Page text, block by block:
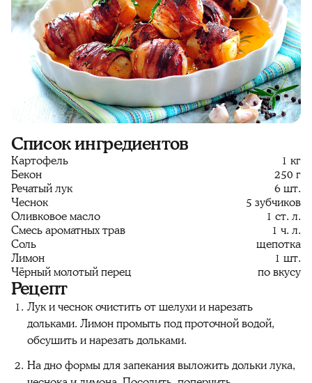
Список ингредиентов
Картофель
1 кг
Бекон
250 г
Речатый лук
6 шт.
Чеснок
5 зубчиков
Оливковое масло
1 ст. л.
Смесь ароматных трав
1 ч. л.
Соль
щепотка
Лимон
1 шт.
Чёрный молотый перец
по вкусу
Рецепт
Лук и чеснок очистить от шелухи и нарезать
дольками. Лимон промыть под проточной водой,
обсушить и нарезать дольками.
На дно формы для запекания выложить дольки лука,